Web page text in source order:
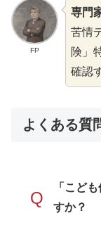
FP
専門
苦情
険」
確認
よくある質
Q
「こど
すか？